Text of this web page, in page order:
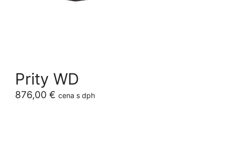
Prity WD
876,00 € cena s dph